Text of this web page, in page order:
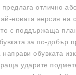
отлично
новата версия на
с поддържаща
за по-добър
обувката
ударите